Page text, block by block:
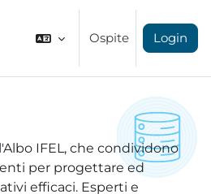
Ospite Login
IFEL, che condividono
per progettare ed
efficaci. Esperti e